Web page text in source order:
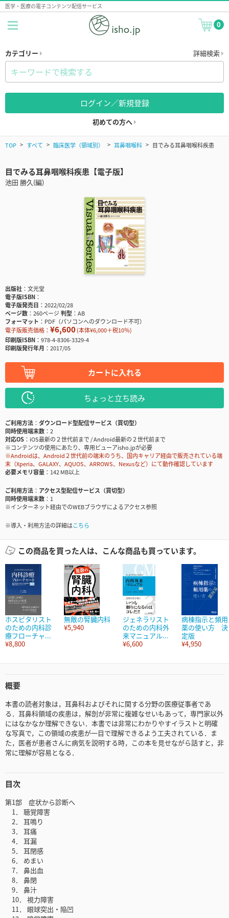
医学・医療の電子コンテンツ配信サービス
0
カテゴリー 詳細検索
ログイン／新規登録
初めての方へ
TOP すべて 臨床医学（領域別） 耳鼻咽喉科 目でみる耳鼻咽喉科疾患
目でみる耳鼻咽喉科疾患【電子版】
池田 勝久(編)
出版社
文光堂
電子版ISBN
電子版発売日
2022/02/28
ページ数
260ページ判型
AB
フォーマット
PDF（パソコンへのダウンロード不可）
電子版販売価格： ¥6,600(本体¥6,000＋税10％)
印刷版ISBN
978-4-8306-3329-4
印刷版発行年月
2017/05
カートに入れる
ちょっと立ち読み
ご利用方法
ダウンロード型配信サービス（買切型）
同時使用端末数
2
対応OS
iOS最新の２世代前まで / Android最新の２世代前まで
※コンテンツの使用にあたり、専用ビューアisho.jpが必要
※Androidは、Android２世代前の端末のうち、国内キャリア経由で販売されている端
末（Xperia、GALAXY、AQUOS、ARROWS、Nexusなど）にて動作確認しています
必要メモリ容量
142 MB以上
ご利用方法
アクセス型配信サービス（買切型）
同時使用端末数
1
※インターネット経由でのWEBブラウザによるアクセス参照
※導入・利用方法の詳細はこちら
この商品を買った人は、こんな商品も買っています。
ホスピタリスト
のための内科診
療フローチャ...
¥8,800
無敵の腎臓内科
¥5,940
ジェネラリスト
のための内科外
来マニュアル...
¥6,600
病棟指示と頻用
薬の使い方 決
定版
¥4,950
概要
本書の読者対象は，耳鼻科およびそれに関する分野の医療従事者であ
る．耳鼻科領域の疾患は，解剖が非常に複雑なせいもあって，専門家以外
にはなかなか理解できない．本書では非常にわかりやすイラストと明確
な写真で，この領域の疾患が一目で理解できるよう工夫されている．ま
た，医者が患者さんに病気を説明する時，この本を見せながら話すと，非
常に理解が容易となる．
目次
第1部 症状から診断へ
1． 聴覚障害
2． 耳鳴り
3． 耳痛
4． 耳漏
5． 耳閉感
6． めまい
7． 鼻出血
8． 鼻閉
9． 鼻汁
10． 視力障害
11． 眼球突出・陥凹